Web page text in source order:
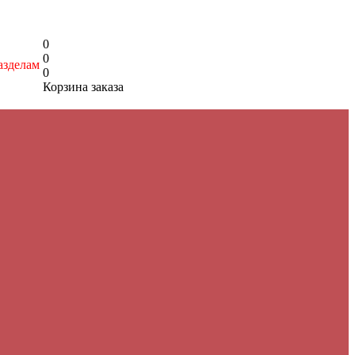
0
0
0
Корзина заказа